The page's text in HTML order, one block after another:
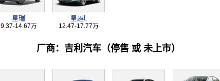
星瑞
9.37-14.67万
星越L
12.47-17.77万
厂商：吉利汽车（停售 或 未上市）